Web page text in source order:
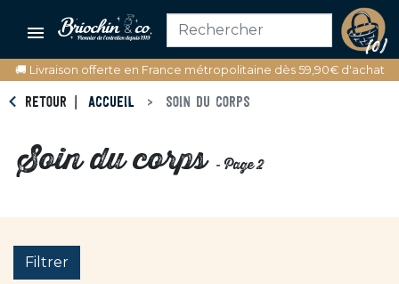

(0)
🚚 Livraison offerte en France métropolitaine dès 59,90€ d'achat
RETOUR ACCUEIL SOIN DU CORPS
Soin du corps - Page 2
Filtrer